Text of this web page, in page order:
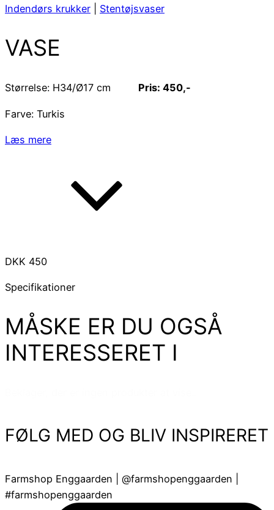
Indendørs krukker
Stentøjsvaser
VASE
Størrelse: H34/Ø17 cm Pris: 450,-
Farve: Turkis
Læs mere
DKK 450
Specifikationer
MÅSKE ER DU OGSÅ
INTERESSERET I
FØLG MED OG BLIV INSPIRERET
Farmshop Enggaarden | @farmshopenggaarden |
#farmshopenggaarden